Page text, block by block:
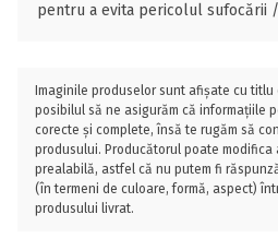
pentru a evita pericolul sufocării
Imaginile produselor sunt afișate cu titlu
posibilul să ne asigurăm că informațiile
corecte și complete, însă te rugăm să
produsului. Producătorul poate
prealabilă, astfel că nu putem fi
(în termeni de culoare, formă, aspect)
produsului livrat.